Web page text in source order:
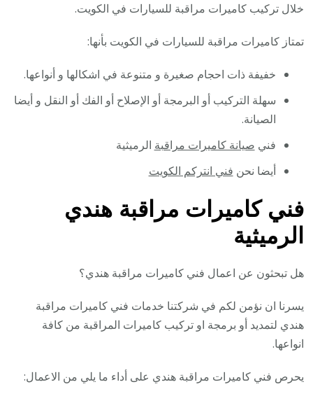
خلال تركيب كاميرات مراقبة للسيارات في الكويت.
تمتاز كاميرات مراقبة للسيارات في الكويت بأنها:
خفيفة ذات احجام صغيرة و متنوعة في اشكالها و أنواعها.
سهلة التركيب أو البرمجة أو الإصلاح أو الفك أو النقل و أيضا
الصيانة.
فني صيانة كاميرات مراقبة الرميثية
أيضا نحن فني انتركم الكويت
فني كاميرات مراقبة هندي
الرميثية
هل تبحثون عن اعمال فني كاميرات مراقبة هندي؟
يسرنا ان نؤمن لكم في شركتنا خدمات فني كاميرات مراقبة
هندي لتمديد أو برمجة او تركيب كاميرات المراقبة من كافة
انواعها.
يحرص فني كاميرات مراقبة هندي على أداء ما يلي من الاعمال: